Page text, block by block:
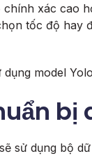
chính xác cao
tốc độ hay
model
bị
sử dụng bộ